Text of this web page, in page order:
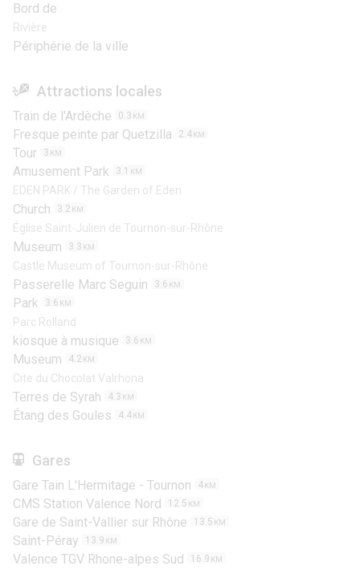
Bord de
Rivière
Périphérie de la ville
Attractions locales
Train de l'Ardèche 0.3 KM
Fresque peinte par Quetzilla 2.4 KM
Tour 3 KM
Amusement Park 3.1 KM
EDEN PARK / The Garden of Eden
Church 3.2 KM
Église Saint-Julien de Tournon-sur-Rhône
Museum 3.3 KM
Castle Museum of Tournon-sur-Rhône
Passerelle Marc Seguin 3.6 KM
Park 3.6 KM
Parc Rolland
kiosque à musique 3.6 KM
Museum 4.2 KM
Cite du Chocolat Valrhona
Terres de Syrah 4.3 KM
Étang des Goules 4.4 KM
Gares
Gare Tain L'Hermitage - Tournon 4 KM
CMS Station Valence Nord 12.5 KM
Gare de Saint-Vallier sur Rhône 13.5 KM
Saint-Péray 13.9 KM
Valence TGV Rhone-alpes Sud 16.9 KM